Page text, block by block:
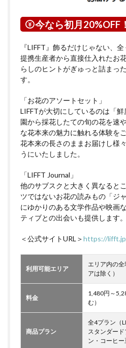
今なら初月20%OFF！
『LIFFT』飾るだけじゃない、
提携生産者から直接仕入れたお
らしのヒントがぎゅっと詰まっ
す。
「お花のアソートセット」
LIFFTが大切にしているのは「
園から採花したての旬の花を速
な花本来の魅力に触れる体験を
花本来の長さのままお届けし様
うにいたしました。
「LIFFT Journal」
他のサブスクと大きく異なると
ツではないお花の読みもの「ジ
にゆかりのある文学作品や映画
ティブとの出会いも提供します。
＜公式サイトURL＞https://
利用可能エリア
エリア内の
アは除く）
料金
1,480円～
む）
商品プラン
全4プラン（
スタンダー
ン・コーヒー